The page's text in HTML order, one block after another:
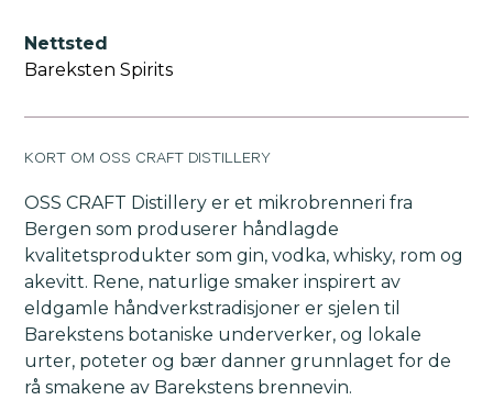
Nettsted
Bareksten Spirits
KORT OM OSS CRAFT DISTILLERY
OSS CRAFT Distillery er et mikrobrenneri fra
Bergen som produserer håndlagde
kvalitetsprodukter som gin, vodka, whisky, rom og
akevitt. Rene, naturlige smaker inspirert av
eldgamle håndverkstradisjoner er sjelen til
Barekstens botaniske underverker, og lokale
urter, poteter og bær danner grunnlaget for de
rå smakene av Barekstens brennevin.